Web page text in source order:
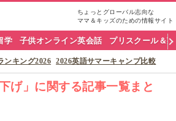
ちょっとグローバル志向な
ママ＆キッズのための情報サイト
学 子供オンライン英会話 プリスクール＆
ンキング2026 2026英語サマーキャンプ比較
げ」に関する記事一覧まと